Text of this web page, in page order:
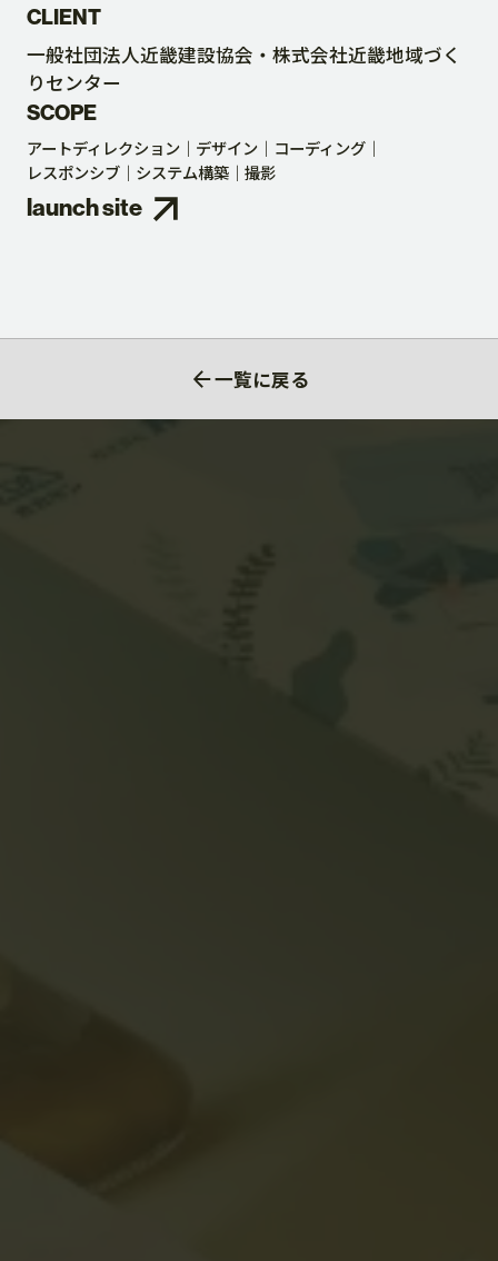
CLIENT
一般社団法人近畿建設協会・株式会社近畿地域づく
りセンター
SCOPE
アートディレクション デザイン
コーディング
レスポンシブ
システム構築 撮影
launch site
一覧に戻る